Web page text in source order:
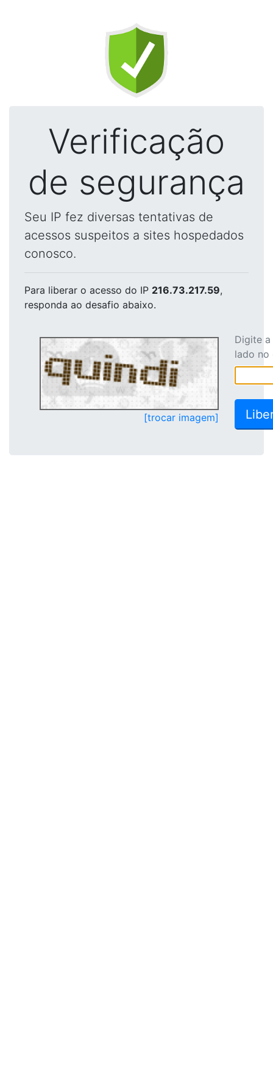
Verificação
de segurança
Seu IP fez diversas tentativas de
acessos suspeitos a sites hospedados
conosco.
Para liberar o acesso do IP 216.73.217.59,
responda ao desafio abaixo.
[trocar imagem]
Digite
lado no